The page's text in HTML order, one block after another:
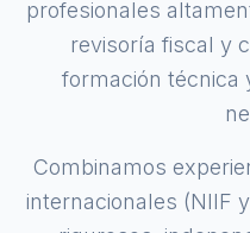
profesionales
revisoría fiscal y
formación técnica
Combinamos
internacionales (NIIF